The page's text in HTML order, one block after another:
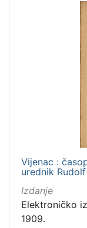
Vijenac :
urednik
Izdanje
Elektroničko
1909.